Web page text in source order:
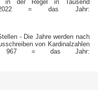
in der Regel in Tausend
2022 = das Jahr:
- Die Jahre werden nach
von Kardinalzahlen
967 = das Jahr: